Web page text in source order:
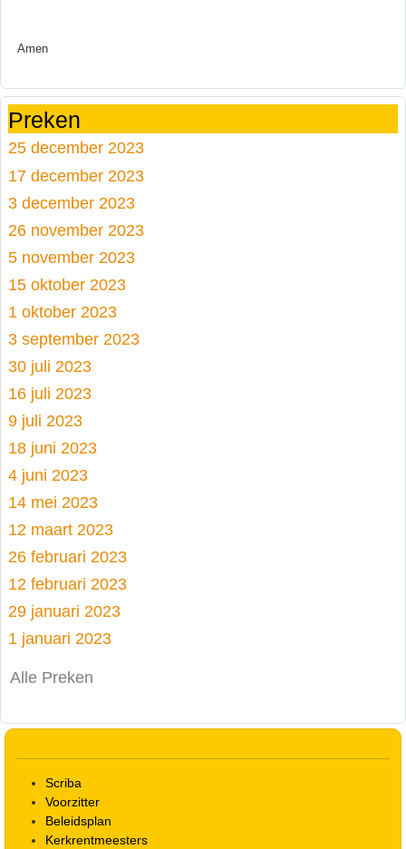
Amen
Preken
25 december 2023
17 december 2023
3 december 2023
26 november 2023
5 november 2023
15 oktober 2023
1 oktober 2023
3 september 2023
30 juli 2023
16 juli 2023
9 juli 2023
18 juni 2023
4 juni 2023
14 mei 2023
12 maart 2023
26 februari 2023
12 februari 2023
29 januari 2023
1 januari 2023
Alle Preken
Scriba
Voorzitter
Beleidsplan
Kerkrentmeesters